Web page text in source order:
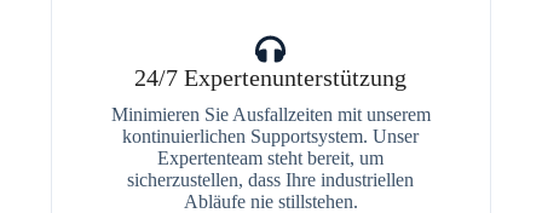
24/7 Expertenunterstützung
Minimieren Sie Ausfallzeiten mit unserem
kontinuierlichen Supportsystem. Unser
Expertenteam steht bereit, um
sicherzustellen, dass Ihre industriellen
Abläufe nie stillstehen.